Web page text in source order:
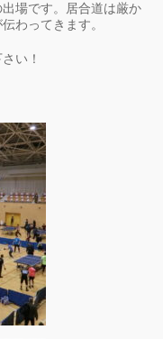
場です。居合道は厳か
わってきます。
い！